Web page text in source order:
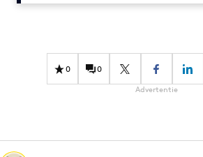
Data & Insights
Digital transformation
0 0
Advertentie